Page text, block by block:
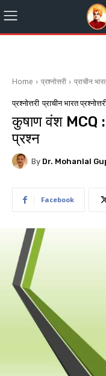
Home प्रश्नोत्तरी प्राचीन
प्रश्नोत्तरी प्राचीन भारत
कुषाण वंश MCQ :
प्रश्न
By Dr. Mohanlal
Facebook